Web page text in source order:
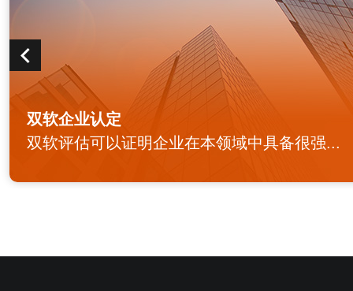
双软企业认定
双软评估可以证明企业在本领域中具备很强...